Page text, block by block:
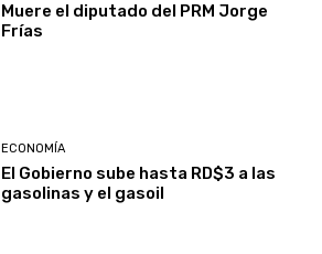
Muere el diputado del PRM Jorge
Frías
ECONOMÍA
El Gobierno sube hasta RD$3 a las
gasolinas y el gasoil